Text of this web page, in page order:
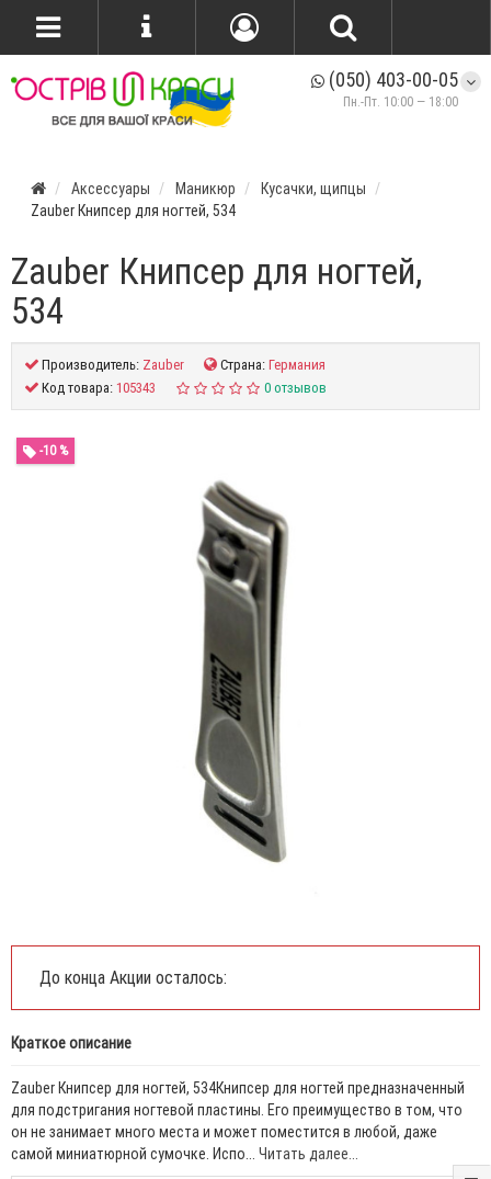
(050) 403-00-05
Пн.-Пт. 10:00 — 18:00
Аксессуары Маникюр
Кусачки, щипцы
Zauber Книпсер для ногтей, 534
Zauber Книпсер для ногтей,
534
Производитель: Zauber Страна:Германия
Код товара:105343 0 отзывов
-10 %
До конца Акции осталось:
Краткое описание
Zauber Книпсер для ногтей, 534Книпсер для ногтей предназначенный
для подстригания ногтевой пластины. Его преимущество в том, что
он не занимает много места и может поместится в любой, даже
самой миниатюрной сумочке. Испо... Читать далее...